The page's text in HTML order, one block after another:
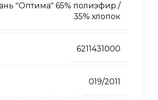
"Оптима" 65% полиэфир /
35% хлопок
6211431000
019/2011